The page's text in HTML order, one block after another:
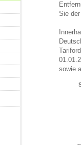
Sie
sowie